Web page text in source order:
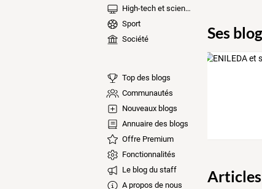
High-tech et sciences
Sport
Société
Top des blogs
Communautés
Nouveaux blogs
Annuaire des blogs
Offre Premium
Fonctionnalités
Le blog du staff
A propos de nous
Ses